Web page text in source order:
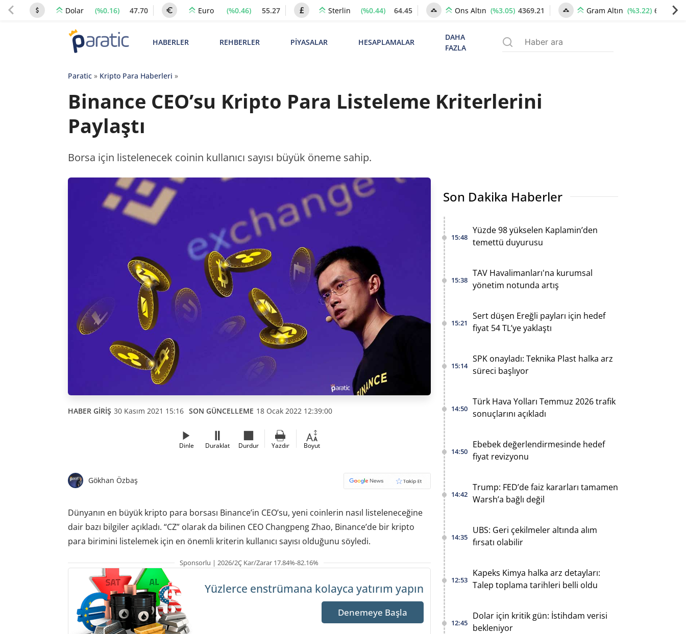
Dolar (%0.16) 47.70 Euro (%0.46) 55.27 Sterlin (%0.44) 64.45 Ons Altın (%3.05) 4369.21 Gram Altın (%3.22) 6701.47
HABERLER REHBERLER PİYASALAR HESAPLAMALAR
DAHA
FAZLA
Paratic» Kripto Para Haberleri »
Binance CEO’su Kripto Para Listeleme Kriterlerini
Paylaştı
Borsa için listelenecek coinin kullanıcı sayısı büyük öneme sahip.
HABER GİRİŞ 30 Kasım 2021 15:16 SON GÜNCELLEME 18 Ocak 2022 12:39:00
Dinle Duraklat Durdur Yazdır Boyut
Gökhan Özbaş
Dünyanın en büyük kripto para borsası Binance’in CEO’su, yeni coinlerin nasıl listeleneceğine
dair bazı bilgiler açıkladı. “CZ” olarak da bilinen CEO Changpeng Zhao, Binance’de bir kripto
para birimini listelemek için en önemli kriterin kullanıcı sayısı olduğunu söyledi.
Sponsorlu | 2026/2Ç Kar/Zarar 17.84%-82.16%
Yüzlerce enstrümana kolayca yatırım yapın
Denemeye Başla
Son Dakika Haberler
15:48
Yüzde 98 yükselen Kaplamin’den
temettü duyurusu
15:38
TAV Havalimanları'na kurumsal
yönetim notunda artış
15:21
Sert düşen Ereğli payları için hedef
fiyat 54 TL’ye yaklaştı
15:14
SPK onayladı: Teknika Plast halka arz
süreci başlıyor
14:50
Türk Hava Yolları Temmuz 2026 trafik
sonuçlarını açıkladı
14:50
Ebebek değerlendirmesinde hedef
fiyat revizyonu
14:42
Trump: FED’de faiz kararları tamamen
Warsh’a bağlı değil
14:35
UBS: Geri çekilmeler altında alım
fırsatı olabilir
12:53
Kapeks Kimya halka arz detayları:
Talep toplama tarihleri belli oldu
12:45
Dolar için kritik gün: İstihdam verisi
bekleniyor